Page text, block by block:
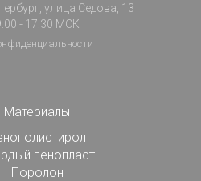
улица Седова, 13
- 17:30 МСК
Материалы
пенопласт
Поролон